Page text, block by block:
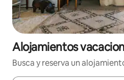
Alojamientos
Busca y reserva un